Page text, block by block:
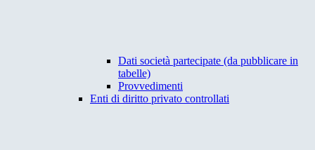
Dati società partecipate (da pubblicare in
tabelle)
Provvedimenti
Enti di diritto privato controllati